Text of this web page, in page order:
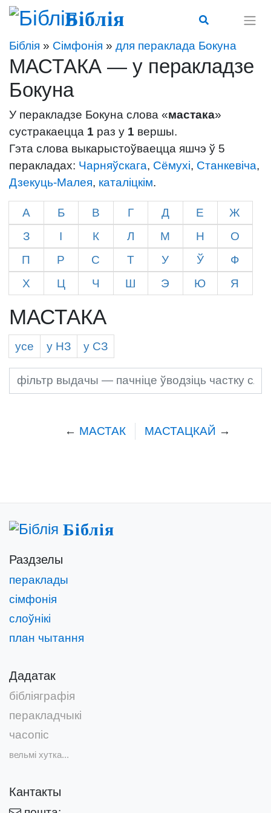
Біблія
Біблія » Сімфонія » для пераклада Бокуна
МАСТАКА — у перакладзе
Бокуна
У перакладзе Бокуна слова «мастака»
сустракаецца 1 раз у 1 вершы.
Гэта слова выкарыстоўваецца яшчэ ў 5
перакладах: Чарняўскага, Сёмухі, Станкевіча,
Дзекуць-Малея, каталіцкім.
А Б В Г Д Е
Ж
З
І К Л М Н
О
П
Р С Т У Ў
Ф
Х
Ц Ч Ш Э Ю Я
МАСТАКА
усе у НЗ у СЗ
← МАСТАК МАСТАЦКАЙ →
Біблія
Раздзелы
пераклады
сімфонія
слоўнікі
план чытання
Дадатак
бібліяграфія
перакладчыкі
часопіс
вельмі хутка...
Кантакты